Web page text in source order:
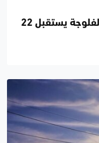
بين المصابين 15 طفلاً.. مستشفى الفلوجة يستقبل 22